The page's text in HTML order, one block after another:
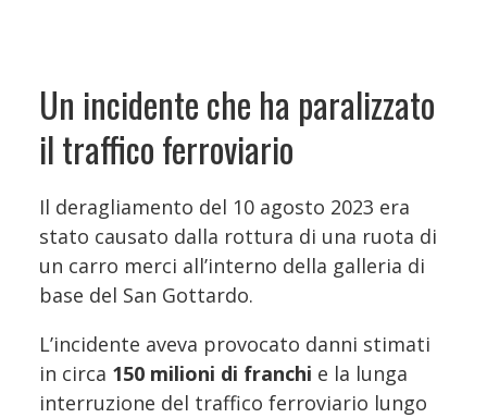
Un incidente che ha paralizzato
il traffico ferroviario
Il deragliamento del 10 agosto 2023 era
stato causato dalla rottura di una ruota di
un carro merci all’interno della galleria di
base del San Gottardo.
L’incidente aveva provocato danni stimati
in circa 150 milioni di franchi e la lunga
interruzione del traffico ferroviario lungo